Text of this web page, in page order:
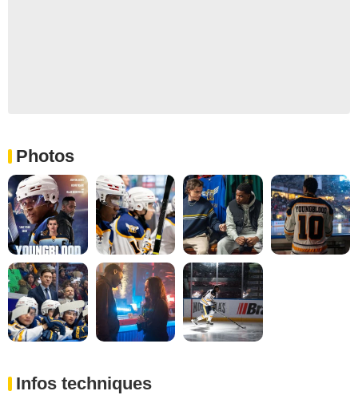
Photos
Infos techniques